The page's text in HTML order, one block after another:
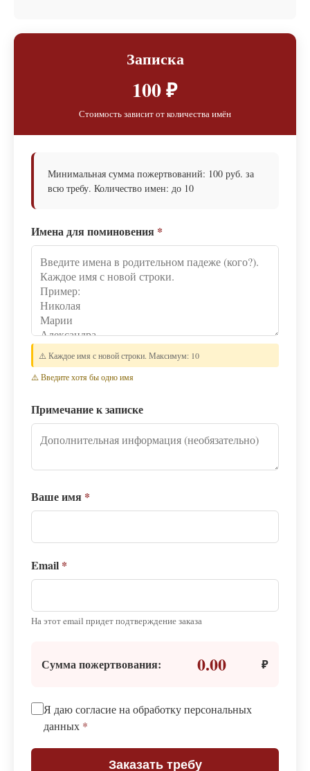
Записка
100 ₽
Стоимость зависит от количества имён
Минимальная сумма пожертвований: 100 руб. за
всю требу. Количество имен: до 10
Имена для поминовения *
⚠️ Каждое имя с новой строки. Максимум: 10
⚠️ Введите хотя бы одно имя
Примечание к записке
Ваше имя *
Email *
На этот email придет подтверждение заказа
Сумма пожертвования: 0.00 ₽
Я даю согласие на обработку персональных
данных *
Заказать требу